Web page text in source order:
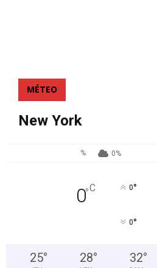
MÉTEO
New York
% 0%
0°C 0°
0°
25° 28° 32°